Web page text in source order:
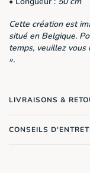
Cette création est
situé en Belgique.
temps, veuillez vous
».
LIVRAISONS &
CONSEILS